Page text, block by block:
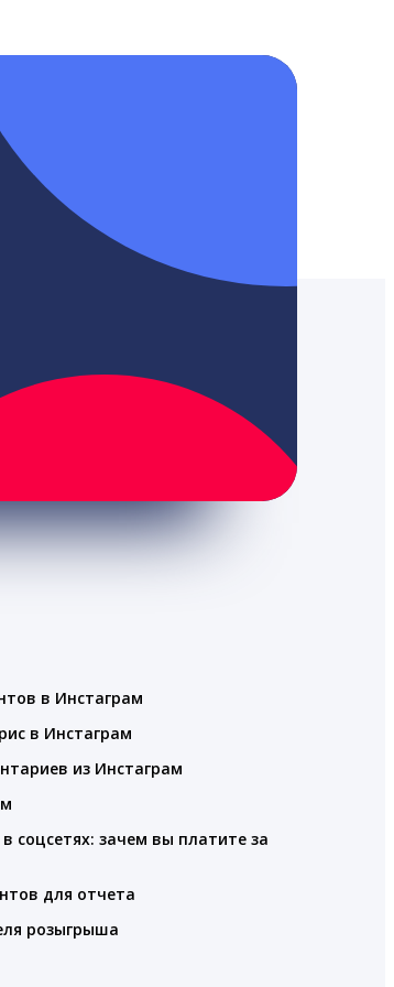
в Инстаграм
в Инстаграм
из Инстаграм
соцсетях: зачем вы платите за
для отчета
розыгрыша